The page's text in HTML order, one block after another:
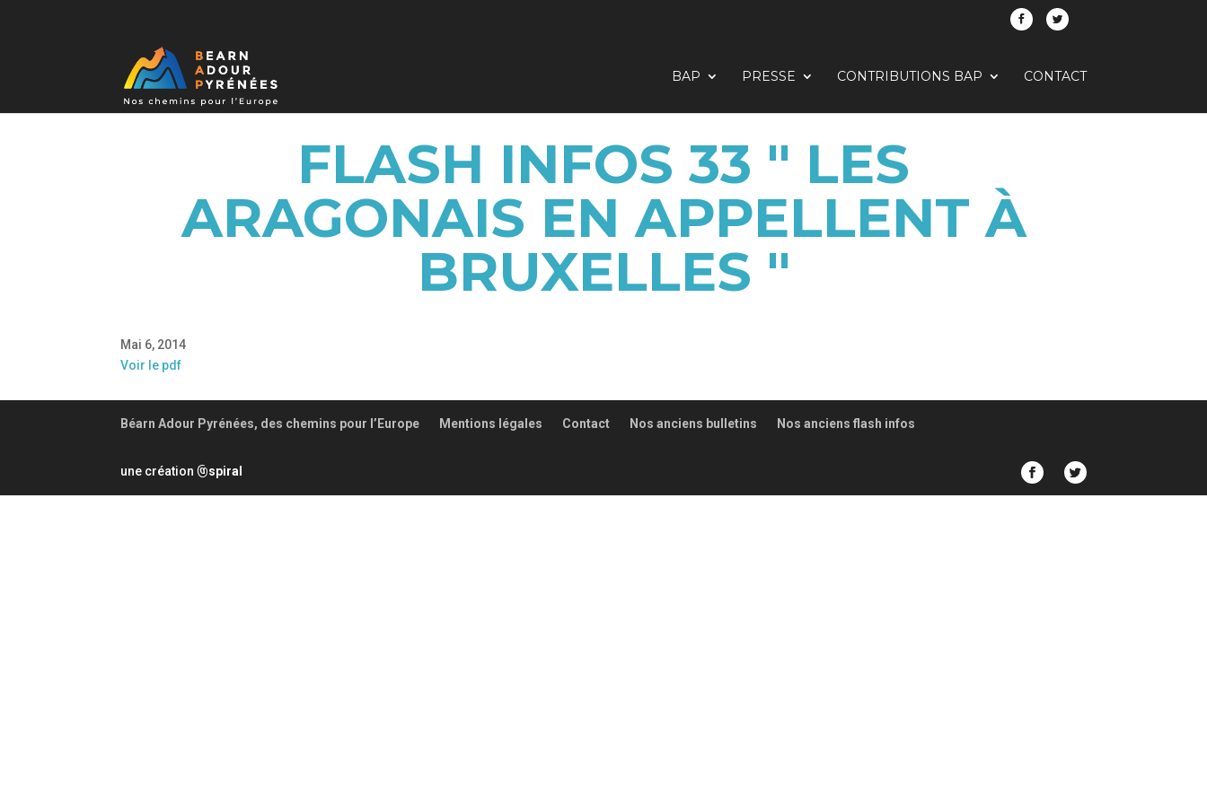
BAP PRESSE CONTRIBUTIONS BAP CONTACT
FLASH INFOS 33 " LES
ARAGONAIS EN APPELLENT À
BRUXELLES "
Mai 6, 2014
Voir le pdf
Béarn Adour Pyrénées, des chemins pour l’Europe Mentions légales Contact Nos anciens bulletins Nos anciens flash infos
une création@spiral